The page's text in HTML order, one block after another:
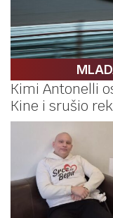
Kimi Antonelli
Kine i srušio